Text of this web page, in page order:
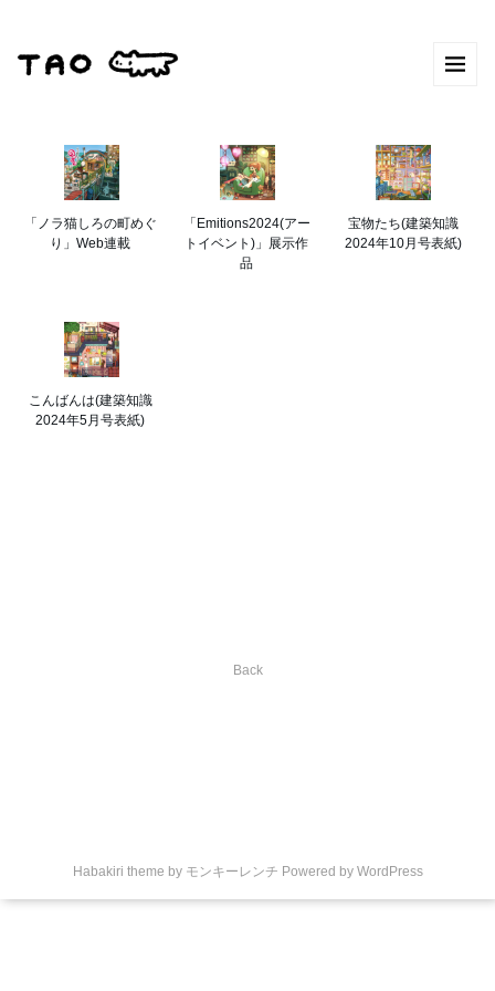
「ノラ猫しろの町めぐ
り」Web連載
「Emitions2024(アー
トイベント)」展示作
品
宝物たち(建築知識
2024年10月号表紙)
こんばんは(建築知識
2024年5月号表紙)
Back
Habakiri theme by モンキーレンチ Powered by WordPress